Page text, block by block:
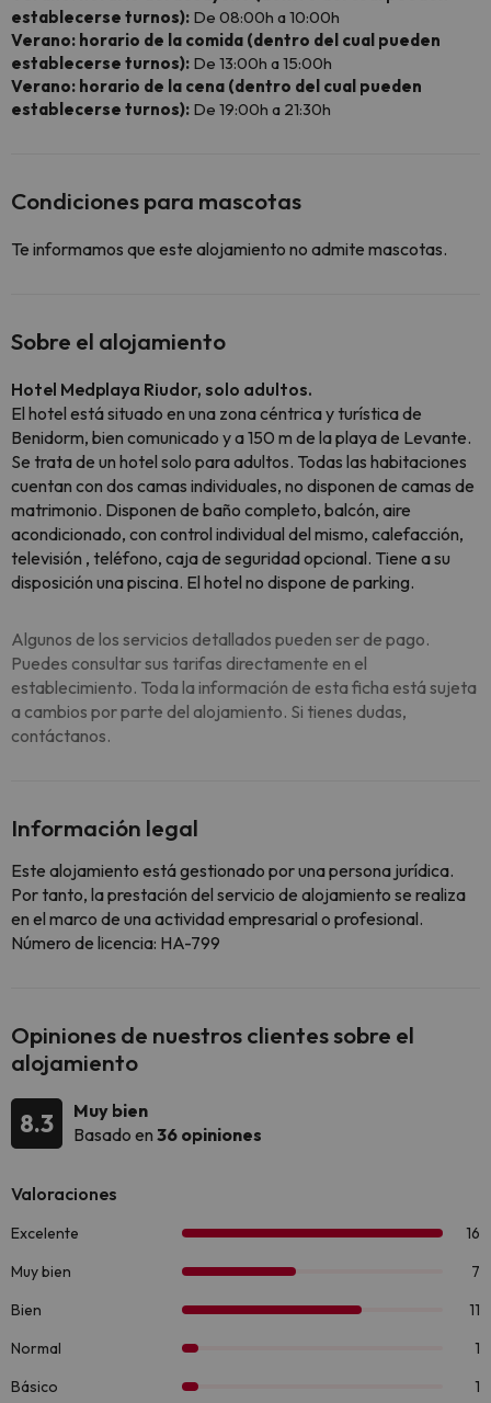
establecerse turnos): De 08:00h a 10:00h
Verano: horario de la comida (dentro del cual pueden
establecerse turnos): De 13:00h a 15:00h
Verano: horario de la cena (dentro del cual pueden
establecerse turnos): De 19:00h a 21:30h
Condiciones para mascotas
Te informamos que este alojamiento no admite mascotas.
Sobre el alojamiento
Hotel Medplaya Riudor, solo adultos.
El hotel está situado en una zona céntrica y turística de
Benidorm, bien comunicado y a 150 m de la playa de Levante.
Se trata de un hotel solo para adultos. Todas las habitaciones
cuentan con dos camas individuales, no disponen de camas de
matrimonio. Disponen de baño completo, balcón, aire
acondicionado, con control individual del mismo, calefacción,
televisión , teléfono, caja de seguridad opcional. Tiene a su
disposición una piscina. El hotel no dispone de parking.
Algunos de los servicios detallados pueden ser de pago.
Puedes consultar sus tarifas directamente en el
establecimiento. Toda la información de esta ficha está sujeta
a cambios por parte del alojamiento. Si tienes dudas,
contáctanos.
Información legal
Este alojamiento está gestionado por una persona jurídica.
Por tanto, la prestación del servicio de alojamiento se realiza
en el marco de una actividad empresarial o profesional.
Número de licencia: HA-799
Opiniones de nuestros clientes sobre el
alojamiento
8.3
Muy bien
Basado en 36 opiniones